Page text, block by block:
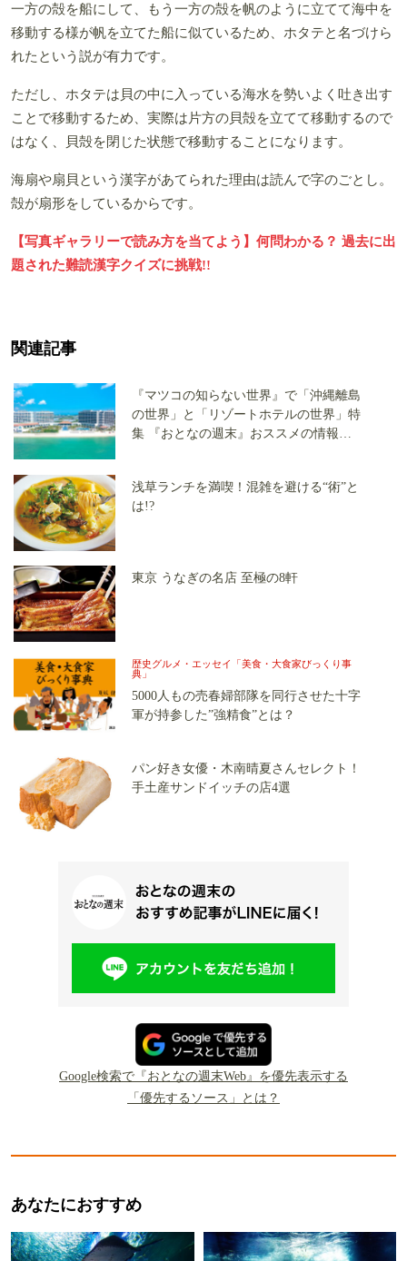
一方の殻を船にして、もう一方の殻を帆のように立てて海中を
移動する様が帆を立てた船に似ているため、ホタテと名づけら
れたという説が有力です。
ただし、ホタテは貝の中に入っている海水を勢いよく吐き出す
ことで移動するため、実際は片方の貝殻を立てて移動するので
はなく、貝殻を閉じた状態で移動することになります。
海扇や扇貝という漢字があてられた理由は読んで字のごとし。
殻が扇形をしているからです。
【写真ギャラリーで読み方を当てよう】何問わかる？ 過去に出
題された難読漢字クイズに挑戦!!
関連記事
『マツコの知らない世界』で「沖縄離島
の世界」と「リゾートホテルの世界」特
集 『おとなの週末』おススメの情報を
浅草ランチを満喫！混雑を避ける“術”と
は!?
東京 うなぎの名店 至極の8軒
歴史グルメ・エッセイ「美食・大食家びっくり事
典」
5000人もの売春婦部隊を同行させた十字
軍が持参した”強精食”とは？
パン好き女優・木南晴夏さんセレクト！
手土産サンドイッチの店4選
Google検索で『おとなの週末Web』を優先表示する
「優先するソース」とは？
あなたにおすすめ